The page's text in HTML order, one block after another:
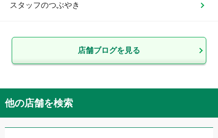
スタッフのつぶやき
店舗ブログを見る
他の店舗を検索